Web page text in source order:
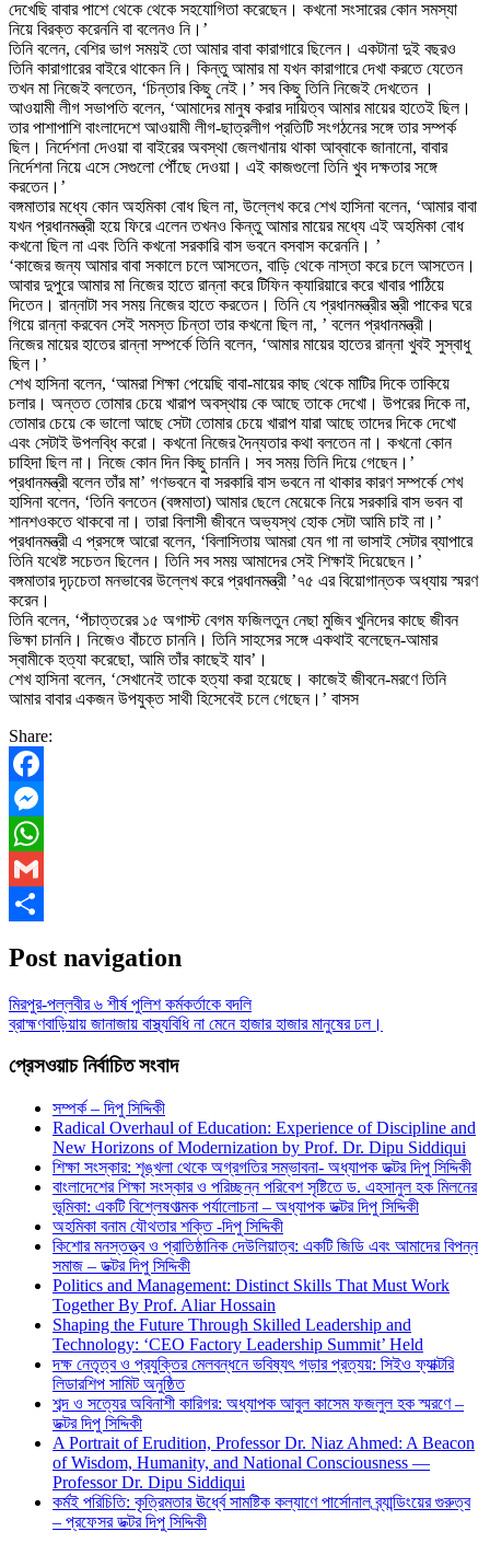
দেখেছি বাবার পাশে থেকে থেকে সহযোগিতা করেছেন। কখনো সংসারের কোন সমস্যা
নিয়ে বিরক্ত করেননি বা বলেনও নি।’
তিনি বলেন, বেশির ভাগ সময়ই তো আমার বাবা কারাগারে ছিলেন। একটানা দুই বছরও
তিনি কারাগারের বাইরে থাকেন নি। কিন্তু আমার মা যখন কারাগারে দেখা করতে যেতেন
তখন মা নিজেই বলতেন, ‘চিন্তার কিছু নেই।’ সব কিছু তিনি নিজেই দেখতেন ।
আওয়ামী লীগ সভাপতি বলেন, ‘আমাদের মানুষ করার দায়িত্ব আমার মায়ের হাতেই ছিল।
তার পাশাপাশি বাংলাদেশে আওয়ামী লীগ-ছাত্রলীগ প্রতিটি সংগঠনের সঙ্গে তার সম্পর্ক
ছিল। নির্দেশনা দেওয়া বা বাইরের অবস্থা জেলখানায় থাকা আব্বাকে জানানো, বাবার
নির্দেশনা নিয়ে এসে সেগুলো পৌঁছে দেওয়া। এই কাজগুলো তিনি খুব দক্ষতার সঙ্গে
করতেন।’
বঙ্গমাতার মধ্যে কোন অহমিকা বোধ ছিল না, উল্লেখ করে শেখ হাসিনা বলেন, ‘আমার বাবা
যখন প্রধানমন্ত্রী হয়ে ফিরে এলেন তখনও কিন্তু আমার মায়ের মধ্যে এই অহমিকা বোধ
কখনো ছিল না এবং তিনি কখনো সরকারি বাস ভবনে বসবাস করেননি। ’
‘কাজের জন্য আমার বাবা সকালে চলে আসতেন, বাড়ি থেকে নাস্তা করে চলে আসতেন।
আবার দুপুরে আমার মা নিজের হাতে রান্না করে টিফিন ক্যারিয়ারে করে খাবার পাঠিয়ে
দিতেন। রান্নাটা সব সময় নিজের হাতে করতেন। তিনি যে প্রধানমন্ত্রীর স্ত্রী পাকের ঘরে
গিয়ে রান্না করবেন সেই সমস্ত চিন্তা তার কখনো ছিল না, ’ বলেন প্রধানমন্ত্রী।
নিজের মায়ের হাতের রান্না সম্পর্কে তিনি বলেন, ‘আমার মায়ের হাতের রান্না খুবই সুস্বাধু
ছিল।’
শেখ হাসিনা বলেন, ‘আমরা শিক্ষা পেয়েছি বাবা-মায়ের কাছ থেকে মাটির দিকে তাকিয়ে
চলার। অন্তত তোমার চেয়ে খারাপ অবস্থায় কে আছে তাকে দেখো। উপরের দিকে না,
তোমার চেয়ে কে ভালো আছে সেটা তোমার চেয়ে খারাপ যারা আছে তাদের দিকে দেখো
এবং সেটাই উপলব্ধি করো। কখনো নিজের দৈন্যতার কথা বলতেন না। কখনো কোন
চাহিদা ছিল না। নিজে কোন দিন কিছু চাননি। সব সময় তিনি দিয়ে গেছেন।’
প্রধানমন্ত্রী বলেন তাঁর মা’ গণভবনে বা সরকারি বাস ভবনে না থাকার কারণ সম্পর্কে শেখ
হাসিনা বলেন, ‘তিনি বলতেন (বঙ্গমাতা) আমার ছেলে মেয়েকে নিয়ে সরকারি বাস ভবন বা
শানশওকতে থাকবো না। তারা বিলাসী জীবনে অভ্যস্থ হোক সেটা আমি চাই না।’
প্রধানমন্ত্রী এ প্রসঙ্গে আরো বলেন, ‘বিলাসিতায় আমরা যেন গা না ভাসাই সেটার ব্যাপারে
তিনি যথেষ্ট সচেতন ছিলেন। তিনি সব সময় আমাদের সেই শিক্ষাই দিয়েছেন।’
বঙ্গমাতার দৃঢ়চেতা মনভাবের উল্লেখ করে প্রধানমন্ত্রী ’৭৫ এর বিয়োগান্তক অধ্যায় স্মরণ
করেন।
তিনি বলেন, ‘পঁচাত্তরের ১৫ অগাস্ট বেগম ফজিলতুন নেছা মুজিব খুনিদের কাছে জীবন
ভিক্ষা চাননি। নিজেও বাঁচতে চাননি। তিনি সাহসের সঙ্গে একথাই বলেছেন-আমার
স্বামীকে হত্যা করেছো, আমি তাঁর কাছেই যাব’।
শেখ হাসিনা বলেন, ‘সেখানেই তাকে হত্যা করা হয়েছে। কাজেই জীবনে-মরণে তিনি
আমার বাবার একজন উপযুক্ত সাথী হিসেবেই চলে গেছেন।’ বাসস
Share:
Facebook
Messenger
WhatsApp
Gmail
Post navigation
মিরপুর-পল্লবীর ৬ শীর্ষ পুলিশ কর্মকর্তাকে বদলি
ব্রাহ্মণবাড়িয়ায় জানাজায় বাস্থ্যবিধি না মেনে হাজার হাজার মানুষের ঢল।
প্রেসওয়াচ নির্বাচিত সংবাদ
সম্পর্ক – দিপু সিদ্দিকী
Radical Overhaul of Education: Experience of Discipline and
New Horizons of Modernization by Prof. Dr. Dipu Siddiqui
শিক্ষা সংস্কার: শৃঙ্খলা থেকে অগ্রগতির সম্ভাবনা- অধ্যাপক ডক্টর দিপু সিদ্দিকী
বাংলাদেশের শিক্ষা সংস্কার ও পরিচ্ছন্ন পরিবেশ সৃষ্টিতে ড. এহসানুল হক মিলনের
ভূমিকা: একটি বিশ্লেষণাত্মক পর্যালোচনা – অধ্যাপক ডক্টর দিপু সিদ্দিকী
অহমিকা বনাম যৌথতার শক্তি -দিপু সিদ্দিকী
কিশোর মনস্তত্ত্ব ও প্রাতিষ্ঠানিক দেউলিয়াত্ব: একটি জিডি এবং আমাদের বিপন্ন
সমাজ – ডক্টর দিপু সিদ্দিকী
Politics and Management: Distinct Skills That Must Work
Together By Prof. Aliar Hossain
Shaping the Future Through Skilled Leadership and
Technology: ‘CEO Factory Leadership Summit’ Held
দক্ষ নেতৃত্ব ও প্রযুক্তির মেলবন্ধনে ভবিষ্যৎ গড়ার প্রত্যয়: সিইও ফ্যাক্টরি
লিডারশিপ সামিট অনুষ্ঠিত
শব্দ ও সত্যের অবিনাশী কারিগর: অধ্যাপক আবুল কাসেম ফজলুল হক স্মরণে –
ডক্টর দিপু সিদ্দিকী
A Portrait of Erudition, Professor Dr. Niaz Ahmed: A Beacon
of Wisdom, Humanity, and National Consciousness —
Professor Dr. Dipu Siddiqui
কর্মই পরিচিতি: কৃত্রিমতার ঊর্ধ্বে সামষ্টিক কল্যাণে পার্সোনাল ব্র্যান্ডিংয়ের গুরুত্ব
– প্রফেসর ডক্টর দিপু সিদ্দিকী